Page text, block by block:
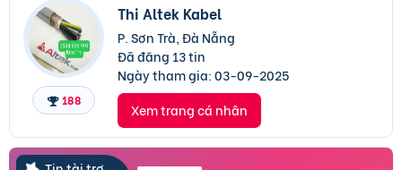
188
Thi Altek Kabel
P. Sơn Trà, Đà Nẵng
Đã đăng 13 tin
Ngày tham gia:03-09-2025
Xem trang cá nhân